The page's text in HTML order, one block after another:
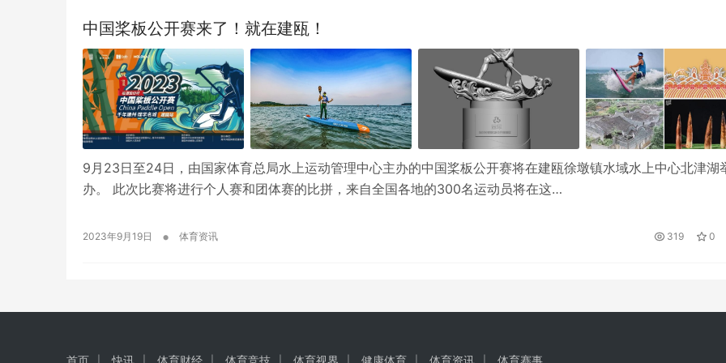
中国桨板公开赛来了！就在建瓯！
9月23日至24日，由国家体育总局水上运动管理中心主办的中国桨板公开赛将在建瓯徐墩镇水域水上中心北津湖
办。 此次比赛将进行个人赛和团体赛的比拼，来自全国各地的300名运动员将在这…
2023年9月19日 • 体育资讯 319 0
首页 快讯 体育财经 体育竞技 体育视界 健康体育 体育资讯 体育赛事